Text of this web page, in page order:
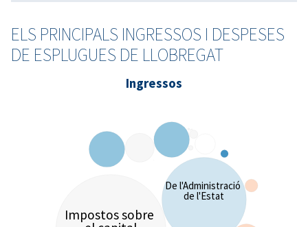
ELS PRINCIPALS INGRESSOS I DESPESES
DE ESPLUGUES DE LLOBREGAT
Ingressos
Impostos sobre
De l'Administració
de l'Estat